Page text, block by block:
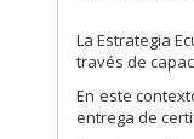
La Estrategia
través de
En este
entrega de